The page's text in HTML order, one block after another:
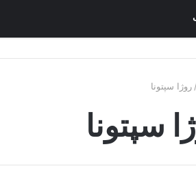
/ روژا سپتونا
سپتونا